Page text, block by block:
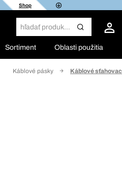
Shop
Sortiment Oblasti použitia
Káblové pásky Káblové